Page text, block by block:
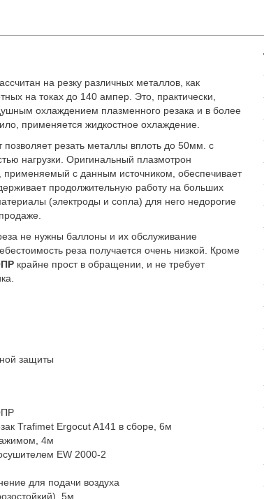
на резку различных металлов, как
на токах до 140 ампер. Это, практически,
охлаждением плазменного резака и в более
применяется жидкостное охлаждение.
резать металлы вплоть до 50мм. с
нагрузки. Оригинальный плазмотрон
с данным источником, обеспечивает
продолжительную работу на больших
(электроды и сопла) для него недорогие
не нужны баллоны и их обслуживание
реза получается очень низкой. Кроме
крайне прост в обращении, и не требует
защиты
Trafimet Ergocut A141 в сборе, 6м
4м
EW 2000-2
для подачи воздуха
5м